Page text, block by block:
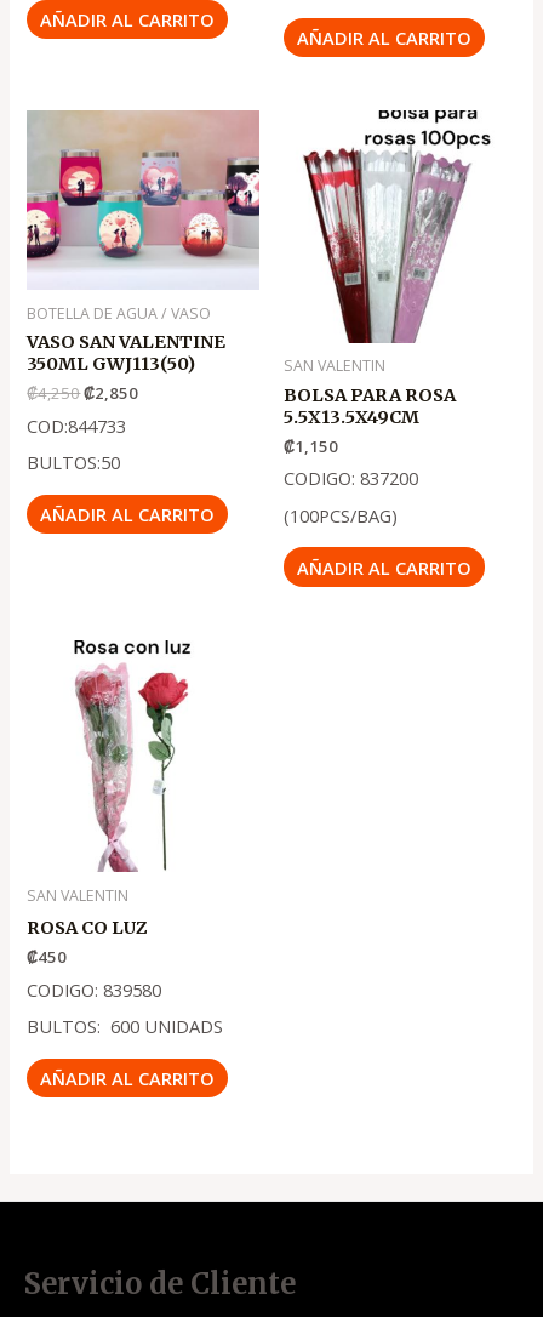
AÑADIR AL CARRITO
AÑADIR AL CARRITO
BOTELLA DE AGUA / VASO
VASO SAN VALENTINE
350ML GWJ113(50)
₡4,250
precio
original
era:
.
₡4,250
₡2,850
El
precio
actual
es:
.
₡2,850
COD:844733
BULTOS:50
AÑADIR AL CARRITO
SAN VALENTIN
BOLSA PARA ROSA
5.5X13.5X49CM
₡1,150
CODIGO: 837200
(100PCS/BAG)
AÑADIR AL CARRITO
SAN VALENTIN
ROSA CO LUZ
₡450
CODIGO: 839580
BULTOS: 600 UNIDADS
AÑADIR AL CARRITO
Servicio de Cliente